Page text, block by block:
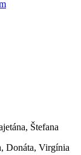
Štefana
Donáta, Virgínia